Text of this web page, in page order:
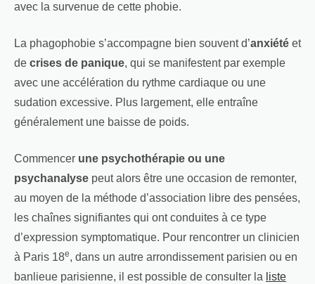
avec la survenue de cette phobie.
La phagophobie s’accompagne bien souvent d’anxiété et
de crises de panique, qui se manifestent par exemple
avec une accélération du rythme cardiaque ou une
sudation excessive. Plus largement, elle entraîne
généralement une baisse de poids.
Commencer une psychothérapie ou une
psychanalyse peut alors être une occasion de remonter,
au moyen de la méthode d’association libre des pensées,
les chaînes signifiantes qui ont conduites à ce type
d’expression symptomatique. Pour rencontrer un clinicien
à Paris 18e, dans un autre arrondissement parisien ou en
banlieue parisienne, il est possible de consulter la liste